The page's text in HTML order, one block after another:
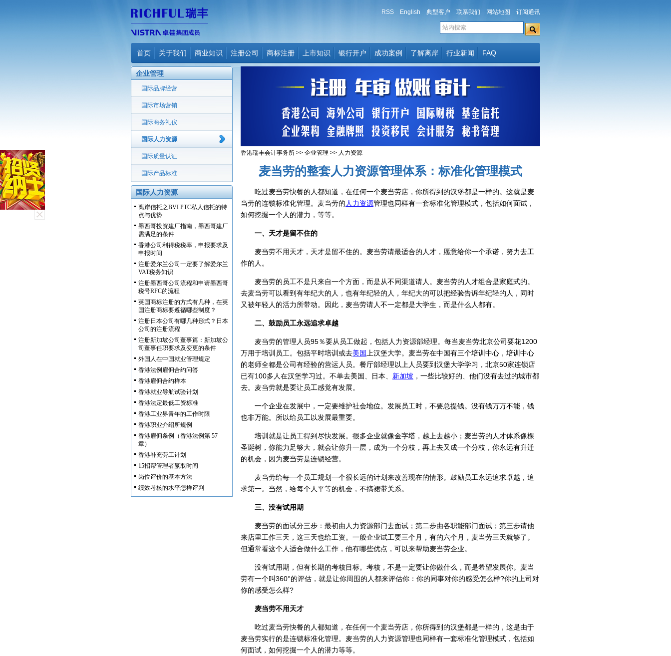
RSS English 典型客户 联系我们 网站地图 订阅通讯
首页 关于我们 商业知识 注册公司 商标注册 上市知识 银行开户 成功案例 了解离岸 行业新闻 FAQ
企业管理
国际品牌经营
国际市场营销
国际商务礼仪
国际人力资源
国际质量认证
国际产品标准
国际人力资源
离岸信托之BVI PTC私人信托的特
点与优势
墨西哥投资建厂指南，墨西哥建厂
需满足的条件
香港公司利得税税率，申报要求及
申报时间
注册爱尔兰公司一定要了解爱尔兰
VAT税务知识
注册墨西哥公司流程和申请墨西哥
税号RFC的流程
英国商标注册的方式有几种，在英
国注册商标要遵循哪些制度？
注册日本公司有哪几种形式？日本
公司的注册流程
注册新加坡公司董事篇：新加坡公
司董事任职要求及变更的条件
外国人在中国就业管理规定
香港法例雇佣合约问答
香港雇佣合约样本
香港就业导航试验计划
香港法定最低工资标准
香港工业界青年的工作时限
香港职业介绍所规例
香港雇佣条例（香港法例第 57
章）
香港补充劳工计划
15招帮管理者赢取时间
岗位评价的基本方法
绩效考核的水平怎样评判
香港瑞丰会计事务所 >> 企业管理 >> 人力资源
麦当劳的整套人力资源管理体系：标准化管理模式
吃过麦当劳快餐的人都知道，在任何一个麦当劳店，你所得到的汉堡都是一样的。这就是麦
当劳的连锁标准化管理。麦当劳的 人力资源管理也同样有一套标准化管理模式，包括如何面试，
如何挖掘一个人的潜力，等等。
一、天才是留不住的
麦当劳不用天才，天才是留不住的。麦当劳请最适合的人才，愿意给你一个承诺，努力去工
作的人。
麦当劳的员工不是只来自一个方面，而是从不同渠道请人。麦当劳的人才组合是家庭式的。
去麦当劳可以看到有年纪大的人，也有年纪轻的人，年纪大的可以把经验告诉年纪轻的人，同时
又被年轻人的活力所带动。因此，麦当劳请人不一定都是大学生，而是什么人都有。
二、鼓励员工永远追求卓越
麦当劳的管理人员95％要从员工做起，包括人力资源部经理。每当麦当劳北京公司要花1200
万用于培训员工。包括平时培训或去美国 上汉堡大学。麦当劳在中国有三个培训中心，培训中心
的老师全都是公司有经验的营运人员。餐厅部经理以上人员要到汉堡大学学习，北京50家连锁店
已有100多人在汉堡学习过。不单去美国、日本、 新加坡 ，一些比较好的、他们没有去过的城市都
去。麦当劳就是要让员工感觉有发展。
一个企业在发展中，一定要维护社会地位。发展员工时，不要总提钱。没有钱万万不能，钱
也非万能。所以给员工以发展最重要。
培训就是让员工得到尽快发展。很多企业就像金字塔，越上去越小；麦当劳的人才体系像棵
圣诞树，你能力足够大，就会让你升一层，成为一个分枝，再上去又成一个分枝，你永远有升迁
的机会，因为麦当劳是连锁经营。
麦当劳给每一个员工规划一个很长远的计划来改善现在的情形。鼓励员工永远追求卓越，追
求第一。当然，给每个人平等的机会，不搞裙带关系。
三、没有试用期
麦当劳的面试分三步：最初由人力资源部门去面试；第二步由各职能部门面试；第三步请他
来店里工作三天，这三天也给工资。一般企业试工要三个月，有的六个月，麦当劳三天就够了。
但通常看这个人适合做什么工作，他有哪些优点，可以来帮助麦当劳企业。
没有试用期，但有长期的考核目标。考核，不是一定要让你做什么，而是希望发展你。麦当
劳有一个叫360°的评估，就是让你周围的人都来评估你：你的同事对你的感受怎么样?你的上司对
你的感受怎么样?
麦当劳不用天才
吃过麦当劳快餐的人都知道，在任何一个麦当劳店，你所得到的汉堡都是一样的，这是由于
麦当劳实行的是连锁标准化管理。麦当劳的人力资源管理也同样有一套标准化管理模式，包括如
何面试，如何挖掘一个人的潜力等等。